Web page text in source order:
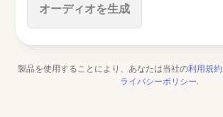
オーディオを生成
停止
製品を使用することにより、あなたは当社の利用規約
ライバシーポリシー.